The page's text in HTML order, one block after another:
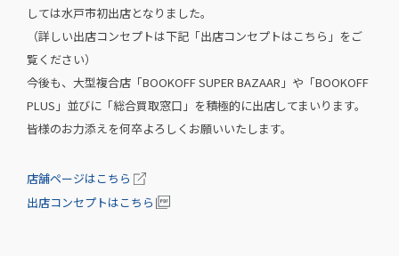
しては水戸市初出店となりました。
（詳しい出店コンセプトは下記「出店コンセプトはこちら」をご
覧ください）
今後も、大型複合店「BOOKOFF SUPER BAZAAR」や「BOOKOFF
PLUS」並びに「総合買取窓口」を積極的に出店してまいります。
皆様のお力添えを何卒よろしくお願いいたします。
店舗ページはこちら
出店コンセプトはこちら